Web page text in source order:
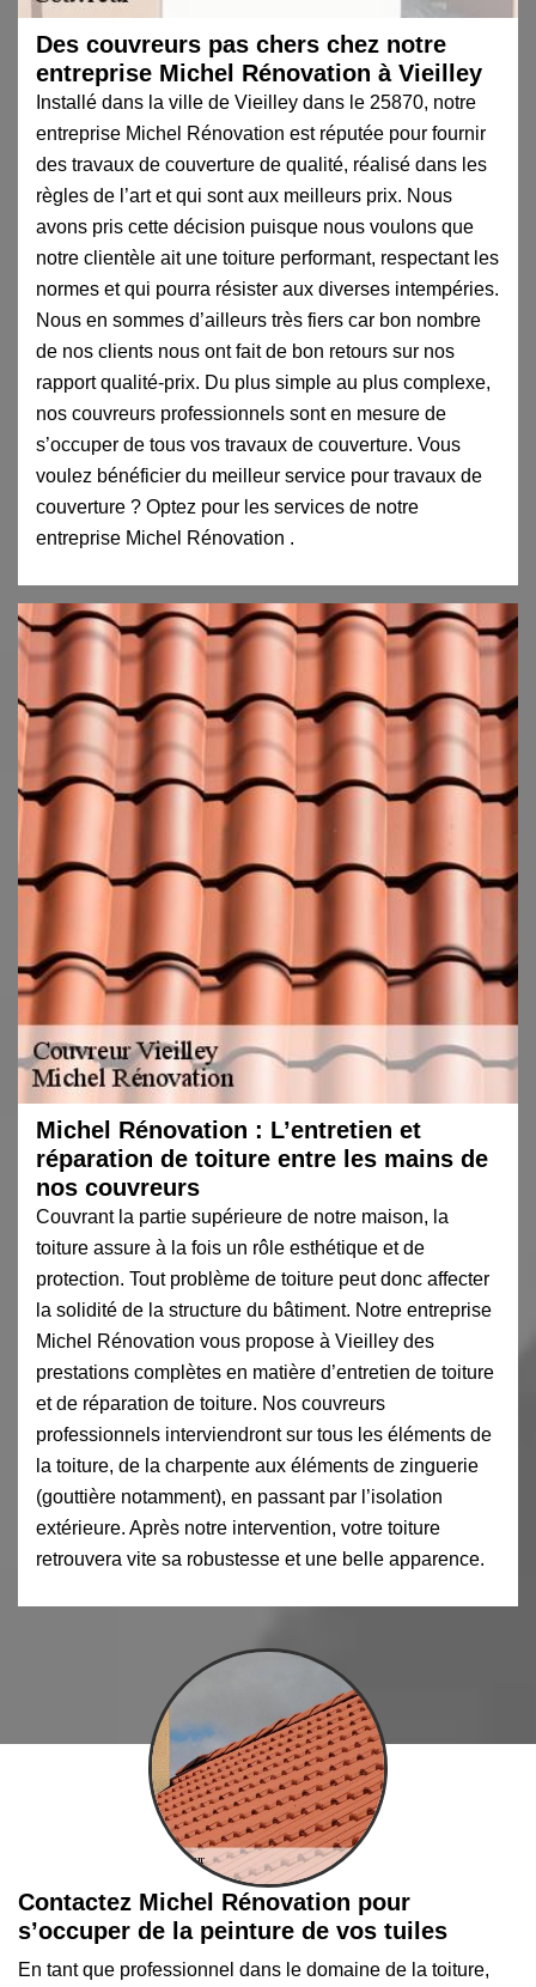
Des couvreurs pas chers chez notre
entreprise Michel Rénovation à Vieilley
Installé dans la ville de Vieilley dans le 25870, notre
entreprise Michel Rénovation est réputée pour fournir
des travaux de couverture de qualité, réalisé dans les
règles de l’art et qui sont aux meilleurs prix. Nous
avons pris cette décision puisque nous voulons que
notre clientèle ait une toiture performant, respectant les
normes et qui pourra résister aux diverses intempéries.
Nous en sommes d’ailleurs très fiers car bon nombre
de nos clients nous ont fait de bon retours sur nos
rapport qualité-prix. Du plus simple au plus complexe,
nos couvreurs professionnels sont en mesure de
s’occuper de tous vos travaux de couverture. Vous
voulez bénéficier du meilleur service pour travaux de
couverture ? Optez pour les services de notre
entreprise Michel Rénovation .
Michel Rénovation : L’entretien et
réparation de toiture entre les mains de
nos couvreurs
Couvrant la partie supérieure de notre maison, la
toiture assure à la fois un rôle esthétique et de
protection. Tout problème de toiture peut donc affecter
la solidité de la structure du bâtiment. Notre entreprise
Michel Rénovation vous propose à Vieilley des
prestations complètes en matière d’entretien de toiture
et de réparation de toiture. Nos couvreurs
professionnels interviendront sur tous les éléments de
la toiture, de la charpente aux éléments de zinguerie
(gouttière notamment), en passant par l’isolation
extérieure. Après notre intervention, votre toiture
retrouvera vite sa robustesse et une belle apparence.
Contactez Michel Rénovation pour
s’occuper de la peinture de vos tuiles
En tant que professionnel dans le domaine de la toiture,